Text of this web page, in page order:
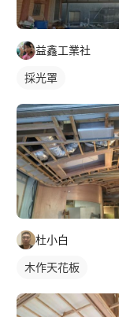
益鑫工業社
採光罩
杜小白
木作天花板